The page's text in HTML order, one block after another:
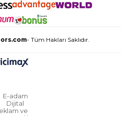
- Tüm Hakları Saklıdır.
GEÇ